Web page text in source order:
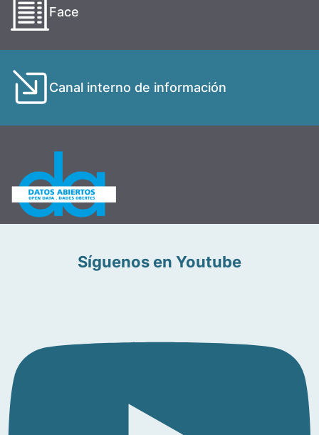
Face
Canal interno de información
Síguenos en Youtube